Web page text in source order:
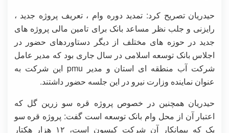
حیدریان تصریح کرد: تمدید دوره وام ، تعریف پروژه جدید ،
رایزنی و جلب نظر مساعد بانک برای تامین مالی پروژه های
جدید در حوزه های مختلف از دیگر دستاوردهای حضور در
اجلاس بانک توسعه اسلامی در سال جاری بود که مدیر عامل
شرکت آب منطقه ای استان و مدیر pmu این شرکت به
عنوان نماینده وزارت نیرو در این جلسه حضور داشتند.
حیدریان همچنین در خصوص پروژه قره سو زرین گل که
اعتبار آن از محل وام بانک توسعه است گفت: پروژه قره سو
یک که پیمانکار آن شرکت کیسون است، ۱۲ هزار هکتار